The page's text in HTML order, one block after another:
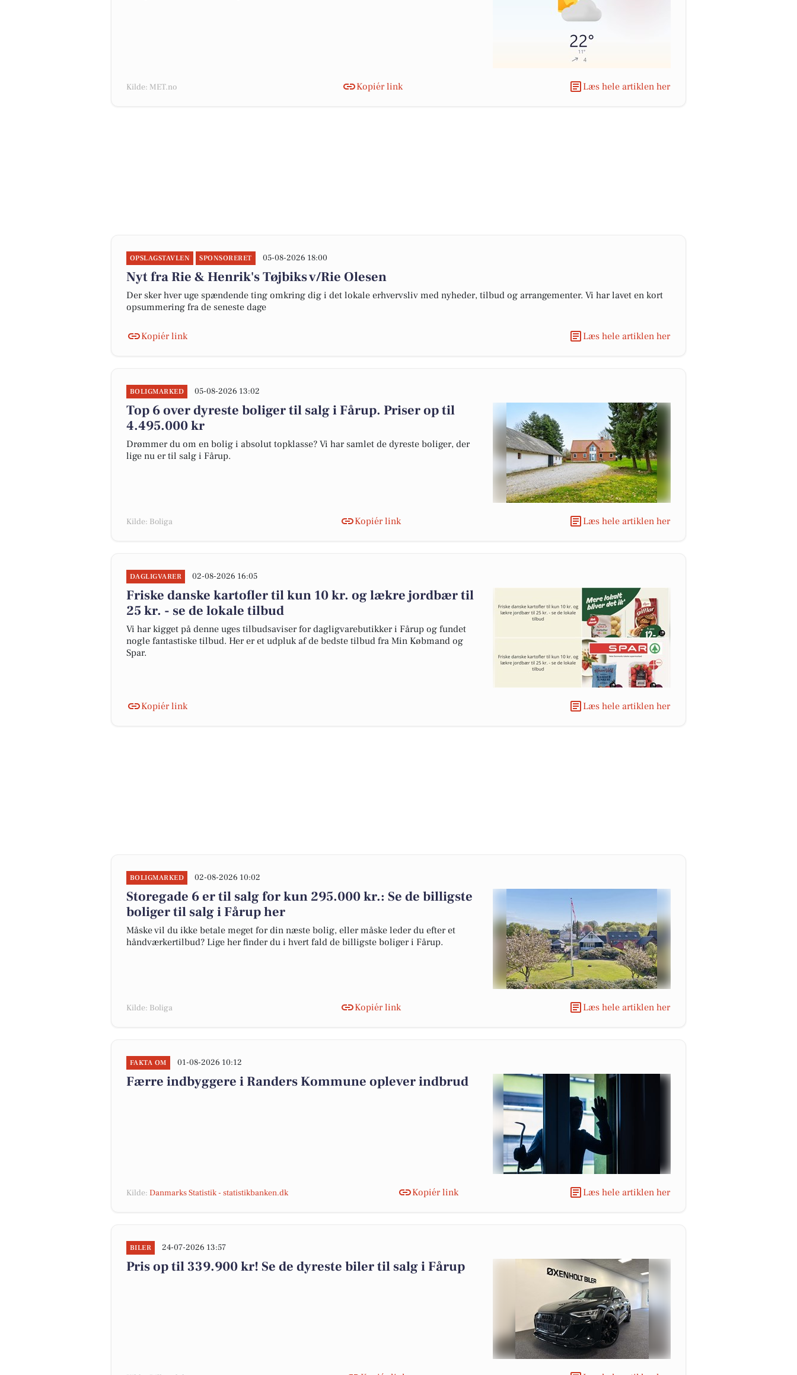
Kilde: MET.no Kopiér link Læs hele artiklen her
OPSLAGSTAVLEN SPONSORERET 05-08-2026 18:00
Nyt fra Rie & Henrik's Tøjbiks v/Rie Olesen
Der sker hver uge spændende ting omkring dig i det lokale erhvervsliv med nyheder, tilbud og arrangementer. Vi har lavet en kort
opsummering fra de seneste dage
Kopiér link Læs hele artiklen her
BOLIGMARKED 05-08-2026 13:02
Top 6 over dyreste boliger til salg i Fårup. Priser op til
4.495.000 kr
Drømmer du om en bolig i absolut topklasse? Vi har samlet de dyreste boliger, der
lige nu er til salg i Fårup.
Kilde: Boliga Kopiér link Læs hele artiklen her
DAGLIGVARER 02-08-2026 16:05
Friske danske kartofler til kun 10 kr. og lækre jordbær til
25 kr. - se de lokale tilbud
Vi har kigget på denne uges tilbudsaviser for dagligvarebutikker i Fårup og fundet
nogle fantastiske tilbud. Her er et udpluk af de bedste tilbud fra Min Købmand og
Spar.
Kopiér link Læs hele artiklen her
BOLIGMARKED 02-08-2026 10:02
Storegade 6 er til salg for kun 295.000 kr.: Se de billigste
boliger til salg i Fårup her
Måske vil du ikke betale meget for din næste bolig, eller måske leder du efter et
håndværkertilbud? Lige her finder du i hvert fald de billigste boliger i Fårup.
Kilde: Boliga Kopiér link Læs hele artiklen her
FAKTA OM 01-08-2026 10:12
Færre indbyggere i Randers Kommune oplever indbrud
Kilde: Danmarks Statistik - statistikbanken.dk Kopiér link Læs hele artiklen her
BILER 24-07-2026 13:57
Pris op til 339.900 kr! Se de dyreste biler til salg i Fårup